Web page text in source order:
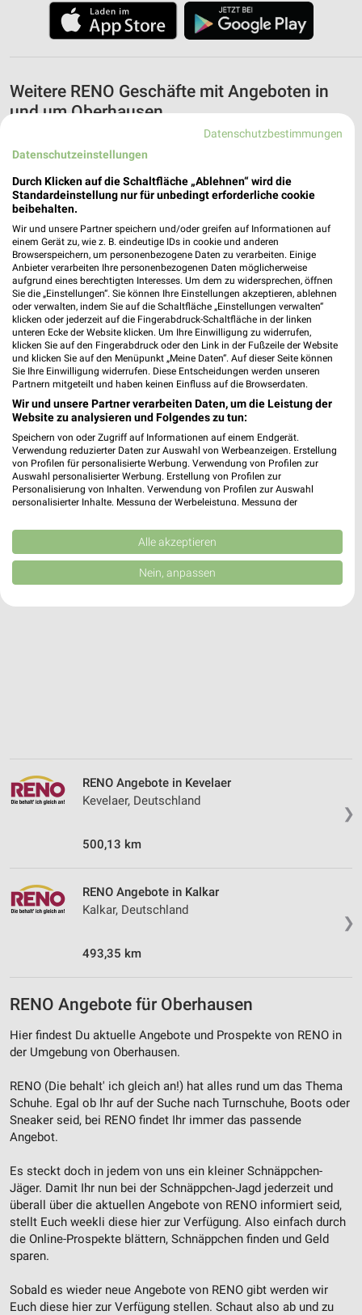
Weitere RENO Geschäfte mit Angeboten in
und um Oberhausen
5 Geschäfte und Orte
RENO Angebote in Dorsten
Dorsten, Deutschland
444,15 km
RENO Angebote in Herdecke
Herdecke, Deutschland
428,02 km
RENO Angebote in Remscheid
Remscheid, Deutschland
451,31 km
❯
RENO Angebote in Kevelaer
Kevelaer, Deutschland
500,13 km
❯
RENO Angebote in Kalkar
Kalkar, Deutschland
493,35 km
RENO Angebote für Oberhausen
Hier findest Du aktuelle Angebote und Prospekte von RENO in
der Umgebung von Oberhausen.
RENO (Die behalt' ich gleich an!) hat alles rund um das Thema
Schuhe. Egal ob Ihr auf der Suche nach Turnschuhe, Boots oder
Sneaker seid, bei RENO findet Ihr immer das passende
Angebot.
Es steckt doch in jedem von uns ein kleiner Schnäppchen-
Jäger. Damit Ihr nun bei der Schnäppchen-Jagd jederzeit und
überall über die aktuellen Angebote von RENO informiert seid,
stellt Euch weekli diese hier zur Verfügung. Also einfach durch
die Online-Prospekte blättern, Schnäppchen finden und Geld
sparen.
Sobald es wieder neue Angebote von RENO gibt werden wir
Euch diese hier zur Verfügung stellen. Schaut also ab und zu
Datenschutzbestimmungen
Datenschutzeinstellungen
Durch Klicken auf die Schaltfläche „Ablehnen“ wird die
Standardeinstellung nur für unbedingt erforderliche cookie
beibehalten.
Wir und unsere Partner speichern und/oder greifen auf Informationen auf
einem Gerät zu, wie z. B. eindeutige IDs in cookie und anderen
Browserspeichern, um personenbezogene Daten zu verarbeiten. Einige
Anbieter verarbeiten Ihre personenbezogenen Daten möglicherweise
aufgrund eines berechtigten Interesses. Um dem zu widersprechen, öffnen
Sie die „Einstellungen“. Sie können Ihre Einstellungen akzeptieren, ablehnen
oder verwalten, indem Sie auf die Schaltfläche „Einstellungen verwalten“
klicken oder jederzeit auf die Fingerabdruck-Schaltfläche in der linken
unteren Ecke der Website klicken. Um Ihre Einwilligung zu widerrufen,
klicken Sie auf den Fingerabdruck oder den Link in der Fußzeile der Website
und klicken Sie auf den Menüpunkt „Meine Daten“. Auf dieser Seite können
Sie Ihre Einwilligung widerrufen. Diese Entscheidungen werden unseren
Partnern mitgeteilt und haben keinen Einfluss auf die Browserdaten.
Wir und unsere Partner verarbeiten Daten, um die Leistung der
Website zu analysieren und Folgendes zu tun:
Speichern von oder Zugriff auf Informationen auf einem Endgerät.
Verwendung reduzierter Daten zur Auswahl von Werbeanzeigen. Erstellung
von Profilen für personalisierte Werbung. Verwendung von Profilen zur
Auswahl personalisierter Werbung. Erstellung von Profilen zur
Personalisierung von Inhalten. Verwendung von Profilen zur Auswahl
personalisierter Inhalte. Messung der Werbeleistung. Messung der
Kombinationen von Daten aus verschiedenen Quellen. Entwicklung und
Verbesserung der Angebote. Verwendung reduzierter Daten zur Auswahl
von Inhalten.
Daten können außerhalb der Europäischen Union weitergegeben und in die
Website/App.
Erstellung von Profilen für personalisierte
Werbung
Verwendung von Profilen zur Auswahl
personalisierter Werbung
Erstellung von Profilen zur Personalisierung
von Inhalten
personalisierter Inhalte
Messung der Performance von Inhalten
Analyse von Zielgruppen durch Statistiken oder
Kombinationen von Daten aus verschiedenen
Entwicklung und Verbesserung der Angebote
Verwendung reduzierter Daten zur Auswahl von
IAB-Besonderheiten:
Verwendung genauer Standortdaten
Geräte anhand von aktiv angeforderten
Informationen identifizieren
Notwendig
Alle akzeptieren
Nein, anpassen